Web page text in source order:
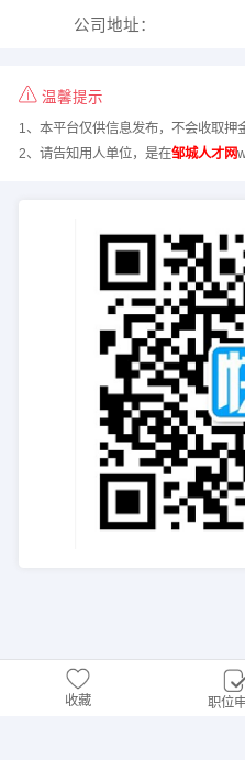
公司地址：
温馨提示
1、本平台仅供信息发布，不会收取押
2、请告知用人单位，是在邹城人才网
收藏 职位